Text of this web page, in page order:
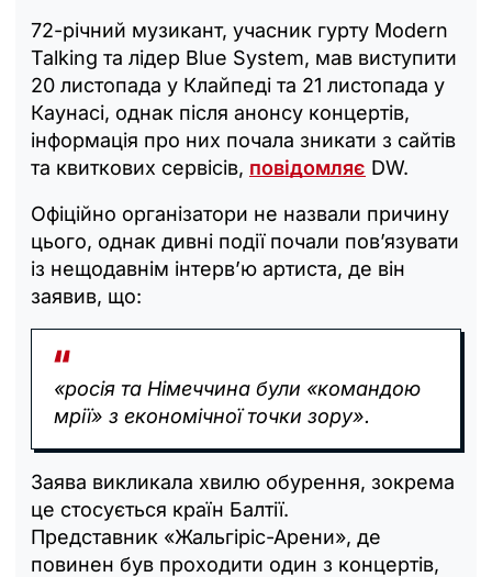
72-річний музикант, учасник гурту Modern
Talking та лідер Blue System, мав виступити
20 листопада у Клайпеді та 21 листопада у
Каунасі, однак після анонсу концертів,
інформація про них почала зникати з сайтів
та квиткових сервісів, повідомляє DW.
Офіційно організатори не назвали причину
цього, однак дивні події почали пов’язувати
із нещодавнім інтерв’ю артиста, де він
заявив, що:
«росія та Німеччина були «командою
мрії» з економічної точки зору».
Заява викликала хвилю обурення, зокрема
це стосується країн Балтії.
Представник «Жальгіріс-Арени», де
повинен був проходити один з концертів,